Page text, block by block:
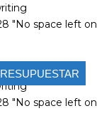
"No space left on
"No space left on